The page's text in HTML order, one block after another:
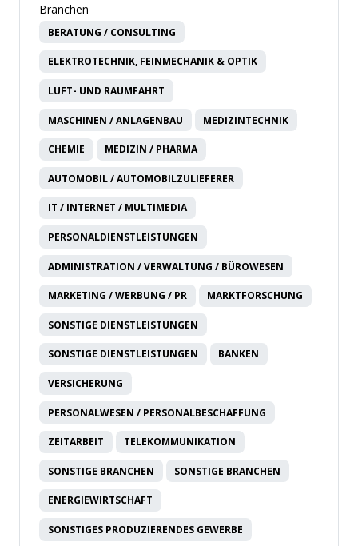
Branchen
BERATUNG / CONSULTING
ELEKTROTECHNIK, FEINMECHANIK & OPTIK
LUFT- UND RAUMFAHRT
MASCHINEN / ANLAGENBAU MEDIZINTECHNIK
CHEMIE MEDIZIN / PHARMA
AUTOMOBIL / AUTOMOBILZULIEFERER
IT / INTERNET / MULTIMEDIA
PERSONALDIENSTLEISTUNGEN
ADMINISTRATION / VERWALTUNG / BÜROWESEN
MARKETING / WERBUNG / PR MARKTFORSCHUNG
SONSTIGE DIENSTLEISTUNGEN
SONSTIGE DIENSTLEISTUNGEN BANKEN
VERSICHERUNG
PERSONALWESEN / PERSONALBESCHAFFUNG
ZEITARBEIT TELEKOMMUNIKATION
SONSTIGE BRANCHEN SONSTIGE BRANCHEN
ENERGIEWIRTSCHAFT
SONSTIGES PRODUZIERENDES GEWERBE